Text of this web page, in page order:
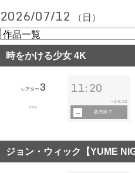
2026/07/12 （日）
時をかける少女 4K
シアター 3
100分
11:20
~13:10
販売終了
ジョン・ウィック【YUME